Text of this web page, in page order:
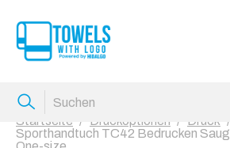
Startseite Druckoptionen
Druck
Sporthandtuch TC42 Bedrucken